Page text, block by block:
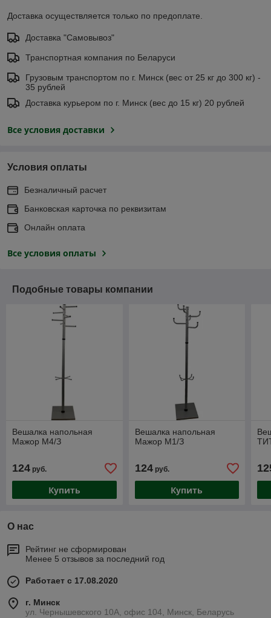
Доставка осуществляется только по предоплате.
Доставка "Самовывоз"
Транспортная компания по Беларуси
Грузовым транспортом по г. Минск (вес от 25 кг до 300 кг) -
35 рублей
Доставка курьером по г. Минск (вес до 15 кг) 20 рублей
Все условия доставки
Условия оплаты
Безналичный расчет
Банковская карточка по реквизитам
Онлайн оплата
Все условия оплаты
Подобные товары компании
Вешалка напольная
Мажор М4/З
124 руб.
Купить
Вешалка напольная
Мажор М1/З
124руб.
Купить
О нас
Рейтинг не сформирован
Менее 5 отзывов за последний год
Работает с 17.08.2020
г. Минск
ул. Чернышевского 10А, офис 104, Минск, Беларусь